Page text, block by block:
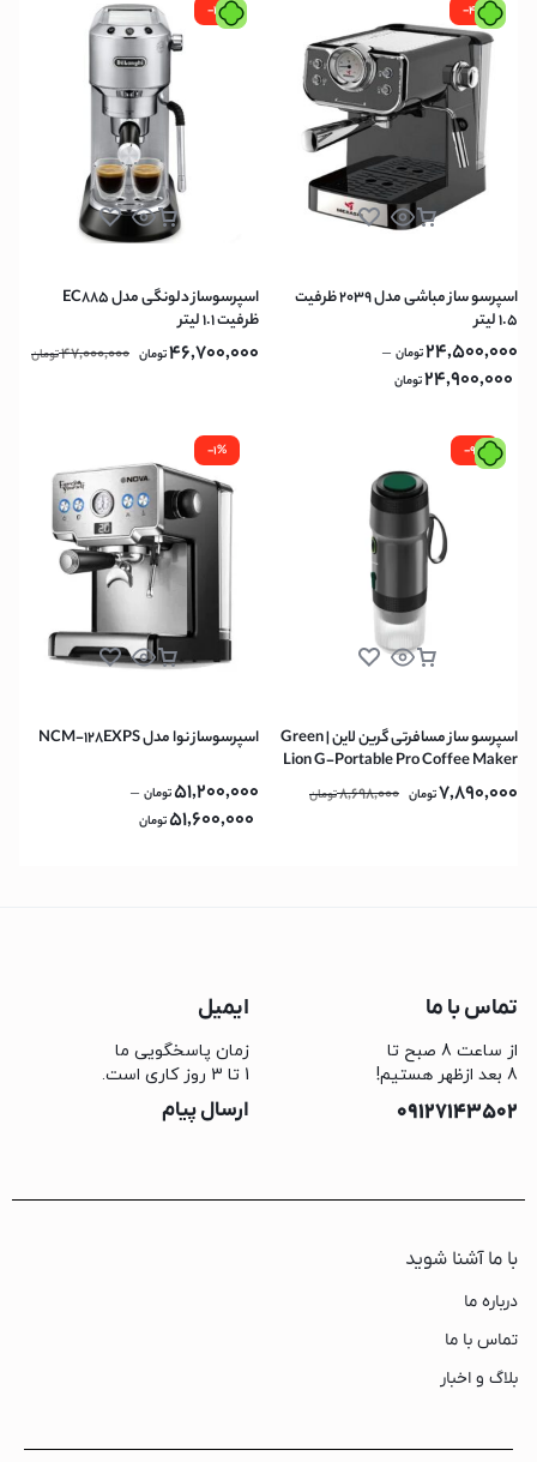
-4%
اسپرسو ساز مباشی مدل 2039 ظرفیت
۱.۵ لیتر
24,500,000تومان –
24,900,000تومان
-1%
اسپرسوساز دلونگی مدل EC885
ظرفیت ۱.۱ لیتر
46,700,000تومان 47,000,000تومان
-9%
اسپرسو ساز مسافرتی گرین لاین | Green
Lion G-Portable Pro Coffee Maker
60ml – Black
7,890,000تومان 8,698,000تومان
-1%
اسپرسوساز نوا مدل NCM-128EXPS
51,200,000تومان –
51,600,000تومان
تماس با ما
از ساعت 8 صبح تا
8 بعد ازظهر هستیم!
09127143502
ایمیل
زمان پاسخگویی ما
1 تا 3 روز کاری است.
ارسال پیام
با ما آشنا شوید
درباره ما
تماس با ما
بلاگ و اخبار